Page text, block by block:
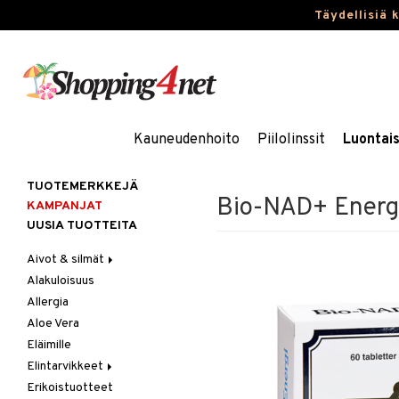
Täydellisiä
Kauneudenhoito Piilolinssit
Bio-NAD+
TUOTEMERKKEJÄ
KAMPANJAT
UUSIA TUOTTEITA
Aivot & silmät
Muisti
Rasvahapot
Silmät
Alakuloisuus
Allergia
Aloe Vera
Eläimille
Elintarvikkeet
Hedelmät & pähkinät
Erikoistuotteet